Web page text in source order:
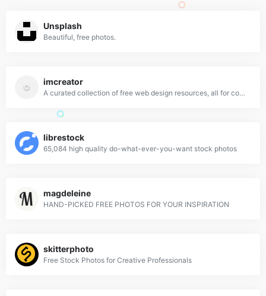
Unsplash
Beautiful, free photos.
imcreator
A curated collection of free web design resources, all for commercial use.
librestock
65,084 high quality do-what-ever-you-want stock photos
magdeleine
HAND-PICKED FREE PHOTOS FOR YOUR INSPIRATION
skitterphoto
Free Stock Photos for Creative Professionals